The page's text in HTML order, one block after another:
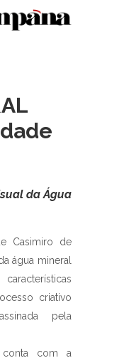
da Água
Casimiro de
água mineral
criativo
pela
conta com a